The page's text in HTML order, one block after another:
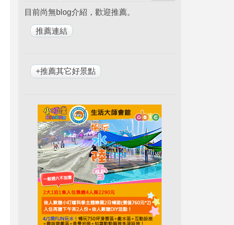
目前尚無blog介紹，歡迎推薦。
+推薦其它好景點